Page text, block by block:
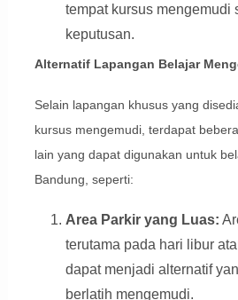
tempat kursus mengemudi
keputusan.
Alternatif Lapangan Belajar
Selain lapangan khusus yang
kursus mengemudi, terdapat
lain yang dapat digunakan untuk
Bandung, seperti:
Area Parkir yang Luas:
terutama pada hari libur
dapat menjadi alternatif
berlatih mengemudi.